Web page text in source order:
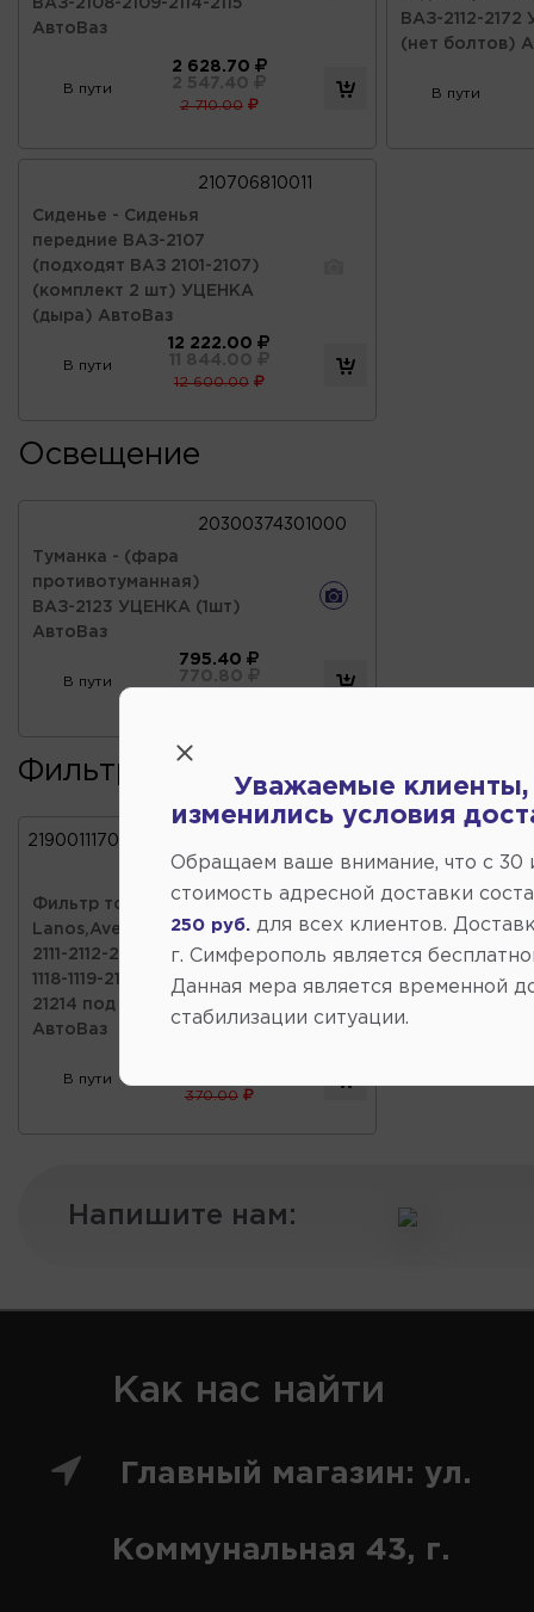
ВАЗ-2108-2109-2114-2115
АвтоВаз
В пути
2 628.70
2 547.40
2 710.00
ВАЗ-2112-
(нет болтов)
В пути
210706810011
Сиденье - Сиденья
передние ВАЗ-2107
(подходят ВАЗ 2101-2107)
(комплект 2 шт) УЦЕНКА
(дыра) АвтоВаз
В пути
12 222.00
11 844.00
12 600.00
Освещение
20300374301000
Туманка - (фара
противотуманная)
ВАЗ-2123 УЦЕНКА (1шт)
АвтоВаз
В пути
795.40
770.80
Фильтра
21900111701000
21230111701081
Фильтр топлива
Lanos,Aveo,Lacetti,Matiz,ВАЗ-2110-
2111-2112-2113-2114-2115-1117-
1118-1119-2170-2190-2123-
21214 под штуцера
АвтоВаз
В пути
370.00
Напишите нам:
Как нас найти
Главный магазин: ул.
Коммунальная 43, г.
Уважаемые клиенты,
изменились условия
Обращаем ваше внимание, что c 30
стоимость адресной доставки
250 руб.
для всех клиентов.
г. Симферополь является
Данная мера является временной
стабилизации ситуации.